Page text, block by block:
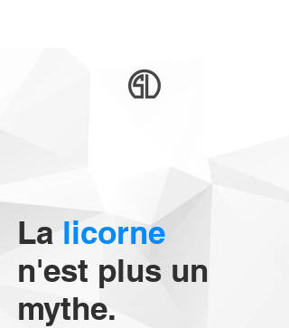
La licorne
n'est plus un
mythe.